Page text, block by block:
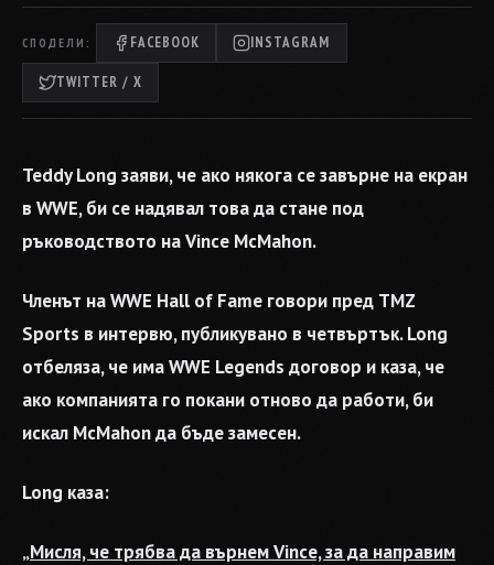
СПОДЕЛИ: FACEBOOK INSTAGRAM
TWITTER / X
Teddy Long заяви, че ако някога се завърне на екран
в WWE, би се надявал това да стане под
ръководството на Vince McMahon.
Членът на WWE Hall of Fame говори пред TMZ
Sports в интервю, публикувано в четвъртък. Long
отбеляза, че има WWE Legends договор и каза, че
ако компанията го покани отново да работи, би
искал McMahon да бъде замесен.
Long каза:
„Мисля, че трябва да върнем Vince, за да направим